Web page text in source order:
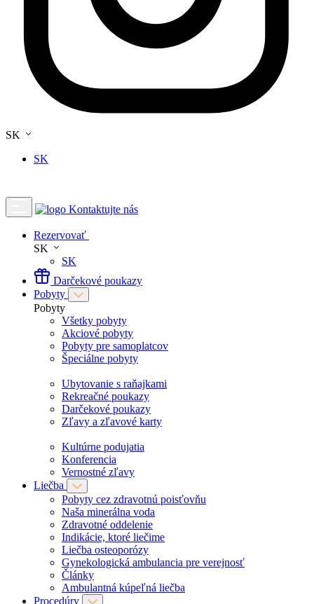
SK
SK
Kontaktujte nás
Rezervovať
SK
SK
Darčekové poukazy
Pobyty
Pobyty
Všetky pobyty
Akciové pobyty
Pobyty pre samoplatcov
Špeciálne pobyty
Ubytovanie s raňajkami
Rekreačné poukazy
Darčekové poukazy
Zľavy a zľavové karty
Kultúrne podujatia
Konferencia
Vernostné zľavy
Liečba
Pobyty cez zdravotnú poisťovňu
Naša minerálna voda
Zdravotné oddelenie
Indikácie, ktoré liečime
Liečba osteoporózy
Gynekologická ambulancia pre verejnosť
Články
Ambulantná kúpeľná liečba
Procedúry